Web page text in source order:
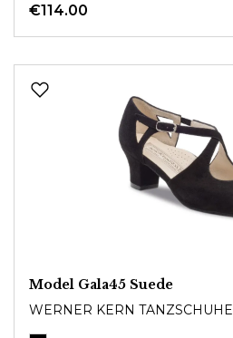
€114.00
Model Gala45 Suede
WERNER KERN TANZSCHUHE